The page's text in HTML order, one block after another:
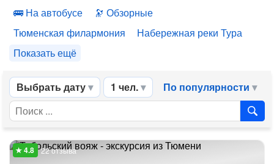
На автобусе
Обзорные
Тюменская филармония
Набережная реки Тура
Показать ещё
Выбрать дату 1 чел. По популярности
22 отзыва